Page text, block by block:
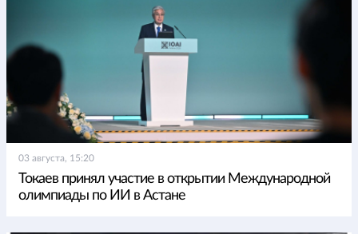
03 августа, 15:20
Токаев принял участие в открытии Международной
олимпиады по ИИ в Астане